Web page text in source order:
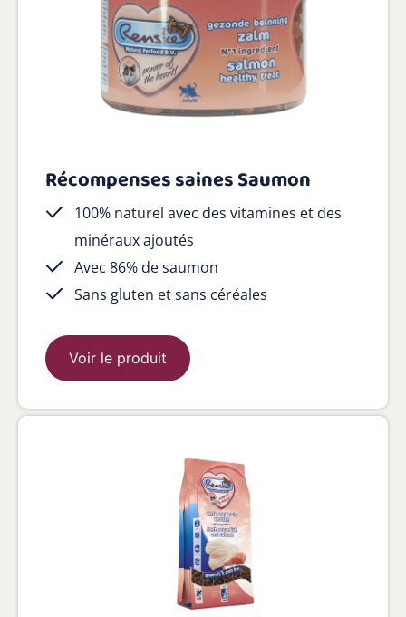
Récompenses saines Saumon
100% naturel avec des vitamines et des
minéraux ajoutés
Avec 86% de saumon
Sans gluten et sans céréales
Voir le produit